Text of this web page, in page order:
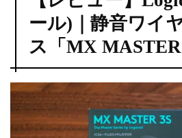
ール)｜静音ワイ
ス「MX MASTER